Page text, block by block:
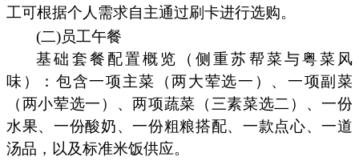
工可根据个人需求自主通过刷卡进行选购。
(二)员工午餐
基础套餐配置概览（侧重苏帮菜与粤菜风
味）：包含一项主菜（两大荤选一）、一项副菜
（两小荤选一）、两项蔬菜（三素菜选二）、一份
水果、一份酸奶、一份粗粮搭配、一款点心、一道
汤品，以及标准米饭供应。